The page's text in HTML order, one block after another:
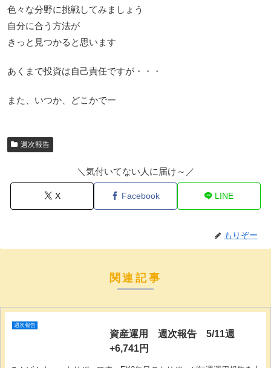
色々な分野に挑戦してみましょう
自分に合う方法が
きっと見つかると思います
あくまで投資は自己責任ですが・・・
また、いつか、どこかでー
週次報告
＼気付いてない人に届け～／
X Facebook LINE
もりぞー
関連記事
週次報告
資産運用 週次報告 5/11週
+6,741円